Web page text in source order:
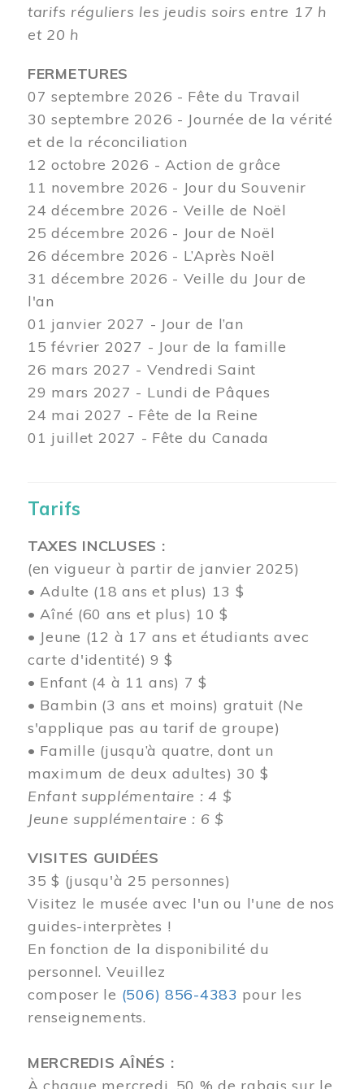
tarifs réguliers les jeudis soirs entre 17 h
et 20 h
FERMETURES
07 septembre 2026 - Fête du Travail
30 septembre 2026 - Journée de la vérité
et de la réconciliation
12 octobre 2026 - Action de grâce
11 novembre 2026 - Jour du Souvenir
24 décembre 2026 - Veille de Noël
25 décembre 2026 - Jour de Noël
26 décembre 2026 - L’Après Noël
31 décembre 2026 - Veille du Jour de
l'an
01 janvier 2027 - Jour de l’an
15 février 2027 - Jour de la famille
26 mars 2027 - Vendredi Saint
29 mars 2027 - Lundi de Pâques
24 mai 2027 - Fête de la Reine
01 juillet 2027 - Fête du Canada
Tarifs
TAXES INCLUSES :
(en vigueur à partir de janvier 2025)
• Adulte (18 ans et plus) 13 $
• Aîné (60 ans et plus) 10 $
• Jeune (12 à 17 ans et étudiants avec
carte d'identité) 9 $
• Enfant (4 à 11 ans) 7 $
• Bambin (3 ans et moins) gratuit (Ne
s'applique pas au tarif de groupe)
• Famille (jusqu’à quatre, dont un
maximum de deux adultes) 30 $
Enfant supplémentaire : 4 $
Jeune supplémentaire : 6 $
VISITES GUIDÉES
35 $ (jusqu'à 25 personnes)
Visitez le musée avec l'un ou l'une de nos
guides-interprètes !
En fonction de la disponibilité du
personnel. Veuillez
composer le (506) 856-4383 pour les
renseignements.
MERCREDIS AÎNÉS :